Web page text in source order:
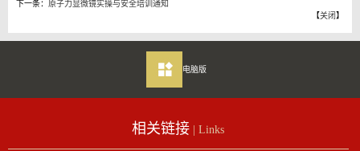
下一条： 原子力显微镜实操与安全培训通知
【关闭】
电脑版
相关链接 | Links